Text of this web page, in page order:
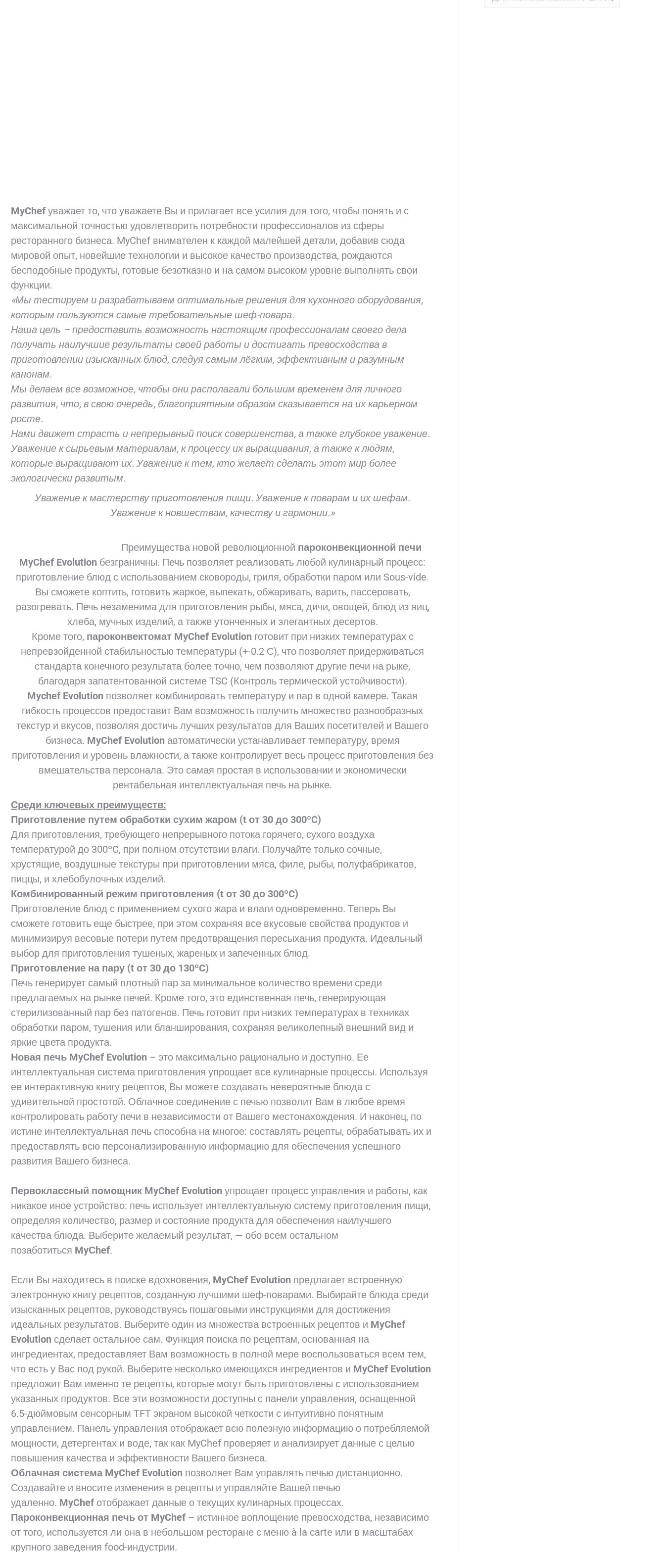
MyChef уважает то, что уважаете Вы и прилагает все усилия для того, чтобы понять и с
максимальной точностью удовлетворить потребности профессионалов из сферы
ресторанного бизнеса. MyChef внимателен к каждой малейшей детали, добавив сюда
мировой опыт, новейшие технологии и высокое качество производства, рождаются
бесподобные продукты, готовые безотказно и на самом высоком уровне выполнять свои
функции.
«Мы тестируем и разрабатываем оптимальные решения для кухонного оборудования,
которым пользуются самые требовательные шеф-повара.
Наша цель – предоставить возможность настоящим профессионалам своего дела
получать наилучшие результаты своей работы и достигать превосходства в
приготовлении изысканных блюд, следуя самым лёгким, эффективным и разумным
канонам.
Мы делаем все возможное, чтобы они располагали большим временем для личного
развития, что, в свою очередь, благоприятным образом сказывается на их карьерном
росте.
Нами движет страсть и непрерывный поиск совершенства, а также глубокое уважение.
Уважение к сырьевым материалам, к процессу их выращивания, а также к людям,
которые выращивают их. Уважение к тем, кто желает сделать этот мир более
экологически развитым.
Уважение к мастерству приготовления пищи. Уважение к поварам и их шефам.
Уважение к новшествам, качеству и гармонии.»
Преимущества новой революционной пароконвекционной печи
MyChef Evolution безграничны. Печь позволяет реализовать любой кулинарный процесс:
приготовление блюд с использованием сковороды, гриля, обработки паром или Sous-vide.
Вы сможете коптить, готовить жаркое, выпекать, обжаривать, варить, пассеровать,
разогревать. Печь незаменима для приготовления рыбы, мяса, дичи, овощей, блюд из яиц,
хлеба, мучных изделий, а также утонченных и элегантных десертов.
Кроме того, пароконвектомат MyChef Evolution готовит при низких температурах с
непревзойденной стабильностью температуры (+-0.2 С), что позволяет придерживаться
стандарта конечного результата более точно, чем позволяют другие печи на рыке,
благодаря запатентованной системе TSC (Контроль термической устойчивости).
Mychef Evolution позволяет комбинировать температуру и пар в одной камере. Такая
гибкость процессов предоставит Вам возможность получить множество разнообразных
текстур и вкусов, позволяя достичь лучших результатов для Ваших посетителей и Вашего
бизнеса. MyChef Evolution автоматически устанавливает температуру, время
приготовления и уровень влажности, а также контролирует весь процесс приготовления без
вмешательства персонала. Это самая простая в использовании и экономически
рентабельная интеллектуальная печь на рынке.
Среди ключевых преимуществ:
Приготовление путем обработки сухим жаром (t от 30 до 300ºC)
Для приготовления, требующего непрерывного потока горячего, сухого воздуха
температурой до 300ºC, при полном отсутствии влаги. Получайте только сочные,
хрустящие, воздушные текстуры при приготовлении мяса, филе, рыбы, полуфабрикатов,
пиццы, и хлебобулочных изделий.
Комбинированный режим приготовления (t от 30 до 300ºC)
Приготовление блюд с применением сухого жара и влаги одновременно. Теперь Вы
сможете готовить еще быстрее, при этом сохраняя все вкусовые свойства продуктов и
минимизируя весовые потери путем предотвращения пересыхания продукта. Идеальный
выбор для приготовления тушеных, жареных и запеченных блюд.
Приготовление на пару (t от 30 до 130ºC)
Печь генерирует самый плотный пар за минимальное количество времени среди
предлагаемых на рынке печей. Кроме того, это единственная печь, генерирующая
стерилизованный пар без патогенов. Печь готовит при низких температурах в техниках
обработки паром, тушения или бланширования, сохраняя великолепный внешний вид и
яркие цвета продукта.
Новая печь MyChef Evolution – это максимально рационально и доступно. Ее
интеллектуальная система приготовления упрощает все кулинарные процессы. Используя
ее интерактивную книгу рецептов, Вы можете создавать невероятные блюда с
удивительной простотой. Облачное соединение с печью позволит Вам в любое время
контролировать работу печи в независимости от Вашего местонахождения. И наконец, по
истине интеллектуальная печь способна на многое: составлять рецепты, обрабатывать их и
предоставлять всю персонализированную информацию для обеспечения успешного
развития Вашего бизнеса.
Первоклассный помощник MyChef Evolution упрощает процесс управления и работы, как
никакое иное устройство: печь использует интеллектуальную систему приготовления пищи,
определяя количество, размер и состояние продукта для обеспечения наилучшего
качества блюда. Выберите желаемый результат, — обо всем остальном
позаботиться MyСhef.
Если Вы находитесь в поиске вдохновения, MyСhef Evolution предлагает встроенную
электронную книгу рецептов, созданную лучшими шеф-поварами. Выбирайте блюда среди
изысканных рецептов, руководствуясь пошаговыми инструкциями для достижения
идеальных результатов. Выберите один из множества встроенных рецептов и MyChef
Evolution сделает остальное сам. Функция поиска по рецептам, основанная на
ингредиентах, предоставляет Вам возможность в полной мере воспользоваться всем тем,
что есть у Вас под рукой. Выберите несколько имеющихся ингредиентов и MyChef Evolution
предложит Вам именно те рецепты, которые могут быть приготовлены с использованием
указанных продуктов. Все эти возможности доступны с панели управления, оснащенной
6.5-дюймовым сенсорным TFT экраном высокой четкости с интуитивно понятным
управлением. Панель управления отображает всю полезную информацию о потребляемой
мощности, детергентах и воде, так как MyChef проверяет и анализирует данные с целью
повышения качества и эффективности Вашего бизнеса.
Облачная система MyChef Evolution позволяет Вам управлять печью дистанционно.
Создавайте и вносите изменения в рецепты и управляйте Вашей печью
удаленно. MyChef отображает данные о текущих кулинарных процессах.
Пароконвекционная печь от MyChef – истинное воплощение превосходства, независимо
от того, используется ли она в небольшом ресторане с меню à la carte или в масштабах
крупного заведения food-индустрии.